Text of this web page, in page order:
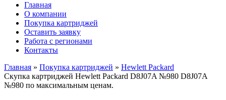
Главная
О компании
Покупка картриджей
Оставить заявку
Работа с регионами
Контакты
Главная » Покупка картриджей » Hewlett Packard
Скупка картриджей Hewlett Packard D8J07A №980 D8J07A
№980 по максимальным ценам.